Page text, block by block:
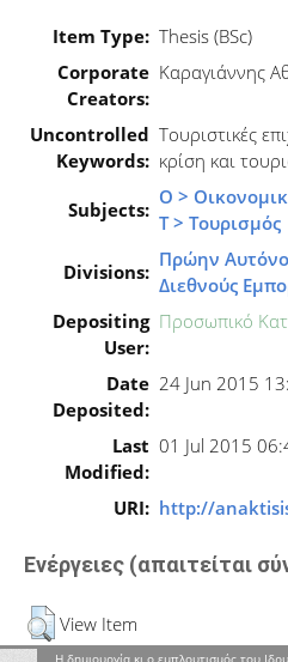
Item Type: Thesis (BSc)
Corporate
Creators:
Καραγιάννης
Uncontrolled
Keywords:
Τουριστικές
κρίση και
Subjects:
Ο >
Τ > Τουρισμός
Divisions:
Πρώην
Διεθνούς
Depositing
User:
Προσωπικό
Date
Deposited:
24 Jun 2015
Last
Modified:
01 Jul 2015
URI: http://
Ενέργειες (απαιτείται
View Item